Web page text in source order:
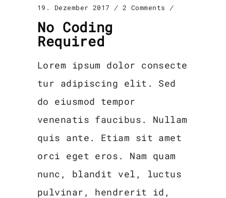
19. Dezember 2017 2 Comments
No Coding
Required
Lorem ipsum dolor consecte
tur adipiscing elit. Sed
do eiusmod tempor
venenatis faucibus. Nullam
quis ante. Etiam sit amet
orci eget eros. Nam quam
nunc, blandit vel, luctus
pulvinar, hendrerit id,